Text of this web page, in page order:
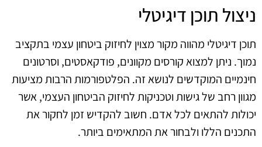
ניצול תוכן דיגיטלי
תוכן דיגיטלי מהווה מקור מצוין לחיזוק ביטחון עצמי בתקציב
נמוך. ניתן למצוא קורסים מקוונים, פודקאסטים, וסרטונים
חינמיים המוקדשים לנושא זה. הפלטפורמות הרבות מציעות
מגוון רחב של גישות וטכניקות לחיזוק הביטחון העצמי, אשר
יכולות להתאים לכל אדם. חשוב להקדיש זמן לחקור את
התכנים הללו ולבחור את המתאימים ביותר.